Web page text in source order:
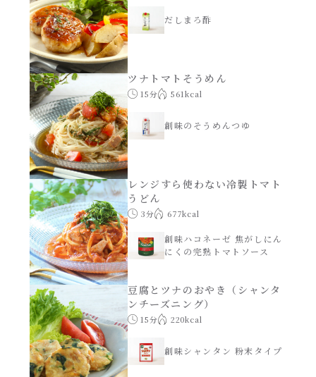
おつまみ/おやつ
主菜
副菜
ごはんもの
サラダ
スープ
本気中華
肉ピクキノピク
鍋
シャンタンシリーズ
シャンタン粉末
創味のつゆ
創味のつゆあまくち
創味のつゆ減塩
京の和風だし
白だし
カレーだし
そうめんつゆ
だしまろ酢
ツナトマトそうめん
15分 561kcal
創味のそうめんつゆ
レンジすら使わない冷製トマト
うどん
3分 677kcal
創味ハコネーゼ 焦がしにん
にくの完熟トマトソース
豆腐とツナのおやき（シャンタ
ンチーズニング）
15分 220kcal
創味シャンタン 粉末タイプ